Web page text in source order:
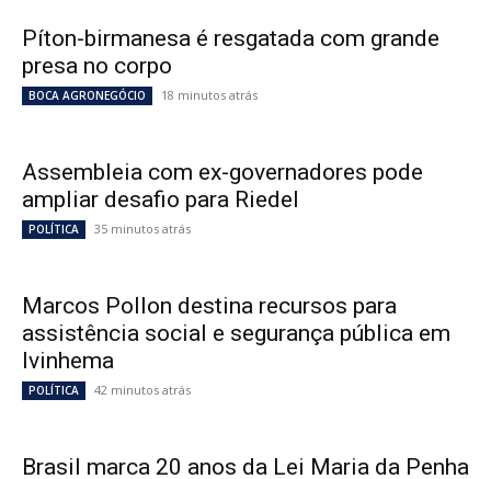
Píton-birmanesa é resgatada com grande
presa no corpo
BOCA AGRONEGÓCIO 18 minutos atrás
Assembleia com ex-governadores pode
ampliar desafio para Riedel
POLÍTICA 35 minutos atrás
Marcos Pollon destina recursos para
assistência social e segurança pública em
Ivinhema
POLÍTICA 42 minutos atrás
Brasil marca 20 anos da Lei Maria da Penha